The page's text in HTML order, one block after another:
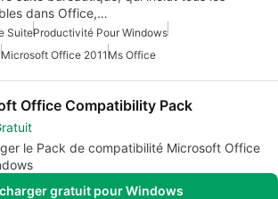
dans Office,…
SuiteProductivité Pour Windows
Microsoft Office 2011 Ms Office
Office Compatibility Pack
le Pack de compatibilité Microsoft Office
gratuit pour Windows